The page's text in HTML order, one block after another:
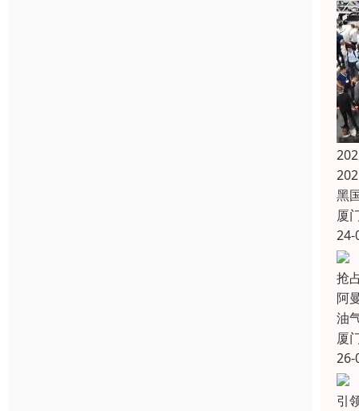
黑
厦
24-
抢
阿
油
厦
26-
引